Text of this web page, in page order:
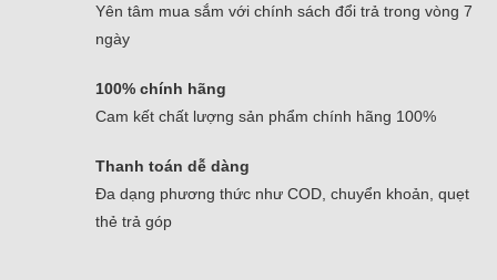
Yên tâm mua sắm với chính sách đổi trả trong vòng 7
ngày
100% chính hãng
Cam kết chất lượng sản phẩm chính hãng 100%
Thanh toán dễ dàng
Đa dạng phương thức như COD, chuyển khoản, quẹt
thẻ trả góp